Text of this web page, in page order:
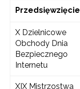
Przedsięwzięcie
X Dzielnicowe
Obchody Dnia
Bezpiecznego
Internetu
XIX Mistrzostwa